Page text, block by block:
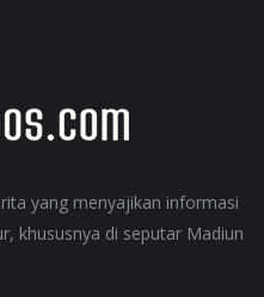
yang menyajikan informasi
khususnya di seputar Madiun